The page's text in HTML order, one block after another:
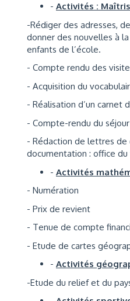
- Activités :
-Rédiger des adresses,
donner des nouvelles à
enfants de l’école.
- Compte rendu des
- Acquisition du
- Réalisation d’un carnet
- Compte-rendu du
- Rédaction de lettres de
documentation : office du
- Activités
- Numération
- Prix de revient
- Tenue de compte
- Etude de cartes
- Activités
-Etude du relief et du